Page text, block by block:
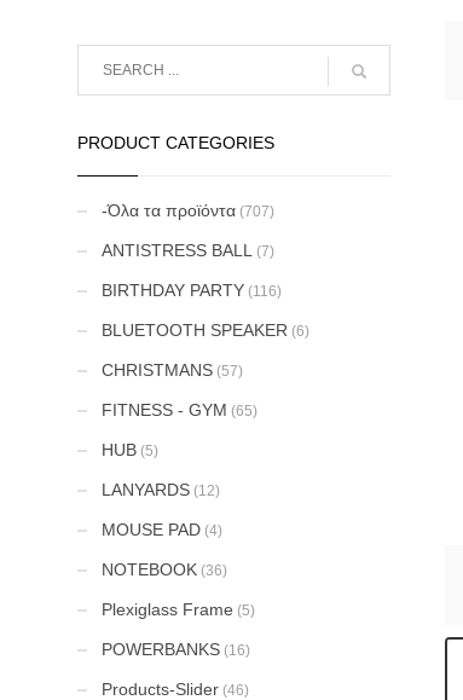
PRODUCT CATEGORIES
-Όλα τα προϊόντα (707)
ANTISTRESS BALL (7)
BIRTHDAY PARTY (116)
BLUETOOTH SPEAKER (6)
CHRISTMANS (57)
FITNESS - GYM (65)
HUB (5)
LANYARDS (12)
MOUSE PAD (4)
NOTEBOOK (36)
Plexiglass Frame (5)
POWERBANKS (16)
Products-Slider (46)